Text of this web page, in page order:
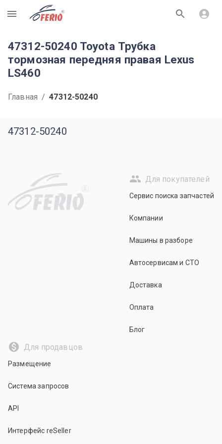
R
47312-50240 Toyota Трубка
тормозная передняя правая Lexus
LS460
Главная / 47312-50240
47312-50240
R
Для покупателей
Сервис поиска запчастей
Компании
Машины в разборе
Автосервисам и СТО
Доставка
Оплата
Блог
Для продавцов
Размещение
Система запросов
API
Интерфейс reSeller